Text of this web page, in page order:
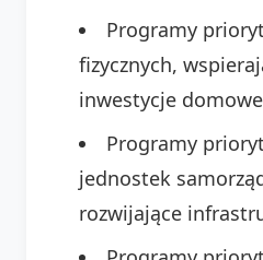
Programy
fizycznych,
inwestycje
Programy
jednostek
rozwijające